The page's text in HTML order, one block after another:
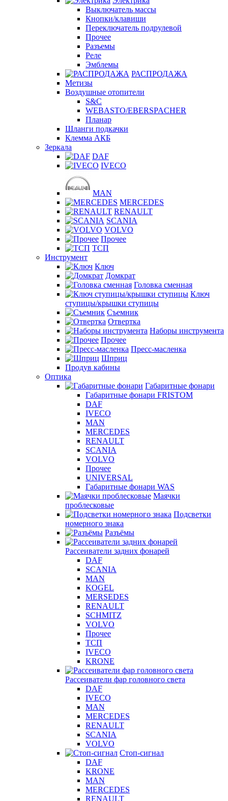
Выключатель массы
Кнопки/клавиши
Переключатель подрулевой
Прочее
Разъемы
Реле
Эмблемы
РАСПРОДАЖА
Метизы
Воздушные отопители
S&C
WEBASTO/EBERSPACHER
Планар
Шланги подкачки
Клемма АКБ
Зеркала
DAF
IVECO
MAN
MERCEDES
RENAULT
SCANIA
VOLVO
Прочее
ТСП
Инструмент
Ключ
Домкрат
Головка сменная
Ключ
ступицы/крышки ступицы
Съемник
Отвертка
Наборы инструмента
Прочее
Пресс-масленка
Шприц
Продув кабины
Оптика
Габаритные фонари
Габаритные фонари FRISTOM
DAF
IVECO
MAN
MERCEDES
RENAULT
SCANIA
VOLVO
Прочее
UNIVERSAL
Габаритные фонари WAS
Маячки
проблесковые
Подсветки
номерного знака
Разъёмы
Рассеиватели задних фонарей
DAF
SCANIA
MAN
KOGEL
MERSEDES
RENAULT
SCHMITZ
VOLVO
Прочее
ТСП
IVECO
KRONE
Рассеиватели фар головного света
DAF
IVECO
MAN
MERCEDES
RENAULT
SCANIA
VOLVO
Стоп-сигнал
DAF
KRONE
MAN
MERCEDES
RENAULT